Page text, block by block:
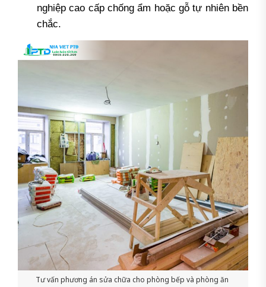
nghiệp cao cấp chống ẩm hoặc gỗ tự nhiên bền
chắc.
Tư vấn phương án sửa chữa cho phòng bếp và phòng ăn